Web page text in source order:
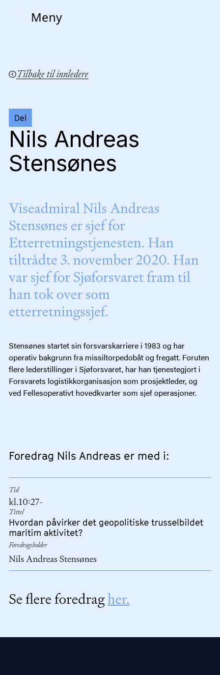
Meny
Tilbake til innledere
Nils Andreas
Stensønes
Viseadmiral Nils Andreas
Stensønes er sjef for
Etterretningstjenesten. Han
tiltrådte 3. november 2020. Han
var sjef for Sjøforsvaret fram til
han tok over som
etterretningssjef.
Stensønes startet sin forsvarskarriere i 1983 og har
operativ bakgrunn fra missiltorpedobåt og fregatt. Foruten
flere lederstillinger i Sjøforsvaret, har han tjenestegjort i
Forsvarets logistikkorganisasjon som prosjektleder, og
ved Fellesoperativt hovedkvarter som sjef operasjoner.
Del
Foredrag Nils Andreas er med i:
Tid
kl.10:27-
Tittel
Hvordan påvirker det geopolitiske trusselbildet
maritim aktivitet?
Foredragsholder
Nils Andreas Stensønes
Se flere foredragher.